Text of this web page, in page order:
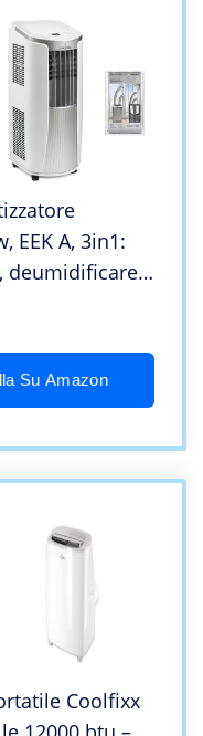
EEK A, 3in1:
deumidificare
Su Amazon
Coolfixx